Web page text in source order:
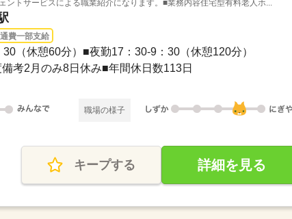
トサービスによる職業紹介になります。■業務内容住宅型有料老人ホ...
費一部支給
（休憩60分）■夜勤17：30-9：30（休憩120分）
考2月のみ8日休み■年間休日数113日
職場の様子
キープする 詳細を見る